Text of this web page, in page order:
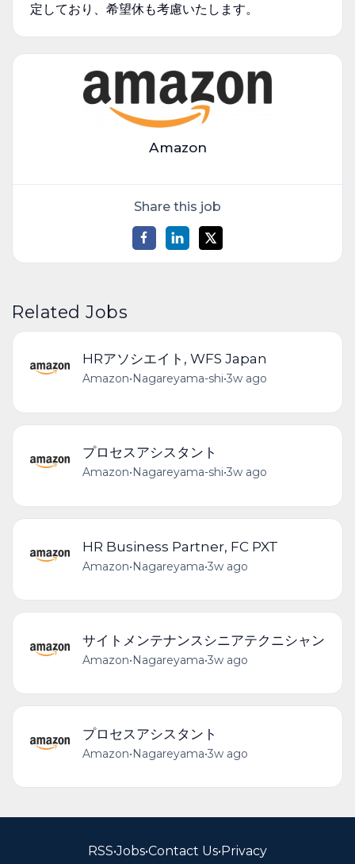
定しており、希望休も考慮いたします。
Amazon
Share this job
Related Jobs
HRアソシエイト, WFS Japan
Amazon•Nagareyama-shi•3w ago
プロセスアシスタント
Amazon• Nagareyama-shi•3w ago
HR Business Partner, FC PXT
Amazon•Nagareyama•3w ago
サイトメンテナンスシニアテクニシャン
Amazon•Nagareyama•3w ago
プロセスアシスタント
Amazon•Nagareyama•3w ago
RSS•Jobs•Contact Us•Privacy